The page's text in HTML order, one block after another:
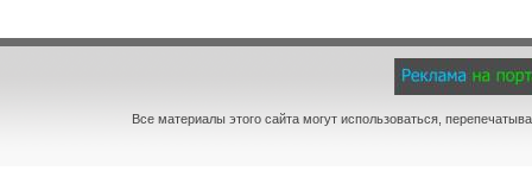
Все материалы этого сайта могут использоваться,